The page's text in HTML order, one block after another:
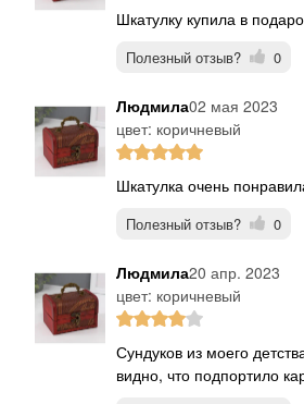
Шкатулку купила в
Полезный отзыв? 0
Людмила02 мая 2023
цвет: коричневый
Шкатулка очень
Полезный отзыв? 0
Людмила20 апр. 2023
цвет: коричневый
Сундуков из моего детства, очень миленький. Снизила балл за "гвозди" на задней стенке, грубовато и
видно, что подпортило